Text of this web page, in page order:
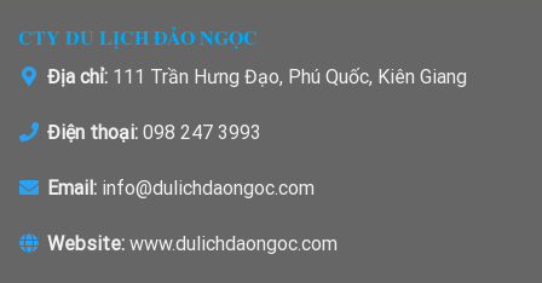
CTY DU LỊCH ĐẢO NGỌC
Địa chỉ: 111 Trần Hưng Đạo, Phú Quốc, Kiên Giang
Điện thoại: 098 247 3993
Email: info@dulichdaongoc.com
Website: www.dulichdaongoc.com